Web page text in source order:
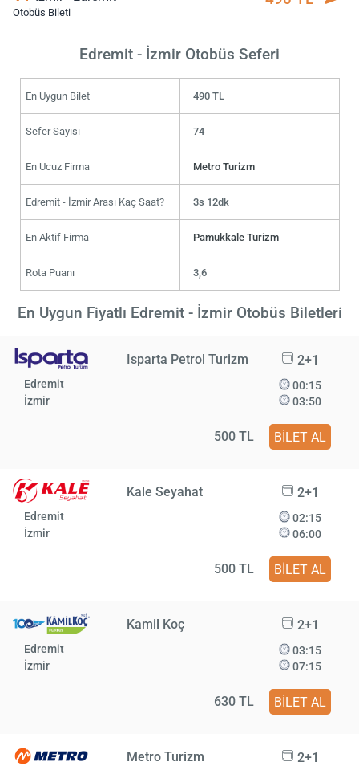
Otobüs Bileti
Edremit - İzmir Otobüs Seferi
En Uygun Bilet 490 TL
Sefer Sayısı 74
En Ucuz Firma Metro Turizm
Edremit - İzmir Arası Kaç Saat? 3s 12dk
En Aktif Firma Pamukkale Turizm
Rota Puanı 3,6
En Uygun Fiyatlı Edremit - İzmir Otobüs Biletleri
Isparta Petrol Turizm 2+1
Edremit
İzmir
00:15
03:50
500 TL BİLET AL
Kale Seyahat 2+1
Edremit
İzmir
02:15
06:00
500 TL BİLET AL
Kamil Koç 2+1
Edremit
İzmir
03:15
07:15
630 TL BİLET AL
Metro Turizm 2+1